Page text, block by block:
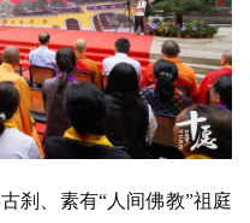
刹、素有“人间佛教”祖庭